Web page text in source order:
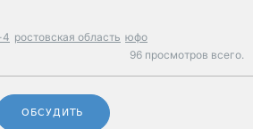
ростовская область юфо
96 просмотров всего.
ОБСУДИТЬ